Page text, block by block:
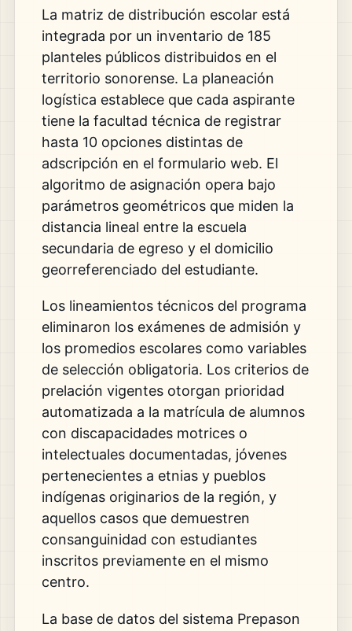
La matriz de distribución escolar está
integrada por un inventario de 185
planteles públicos distribuidos en el
territorio sonorense. La planeación
logística establece que cada aspirante
tiene la facultad técnica de registrar
hasta 10 opciones distintas de
adscripción en el formulario web. El
algoritmo de asignación opera bajo
parámetros geométricos que miden la
distancia lineal entre la escuela
secundaria de egreso y el domicilio
georreferenciado del estudiante.
Los lineamientos técnicos del programa
eliminaron los exámenes de admisión y
los promedios escolares como variables
de selección obligatoria. Los criterios de
prelación vigentes otorgan prioridad
automatizada a la matrícula de alumnos
con discapacidades motrices o
intelectuales documentadas, jóvenes
pertenecientes a etnias y pueblos
indígenas originarios de la región, y
aquellos casos que demuestren
consanguinidad con estudiantes
inscritos previamente en el mismo
centro.
La base de datos del sistema Prepason